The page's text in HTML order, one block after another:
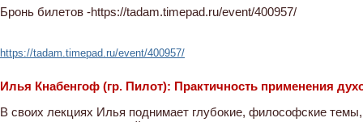
Бронь билетов -https://tadam.timepad.ru/event/400957/
https://tadam.timepad.ru/event/400957/
Илья Кнабенгоф (гр. Пилот): Практичность применения
В своих лекциях Илья поднимает глубокие, философские